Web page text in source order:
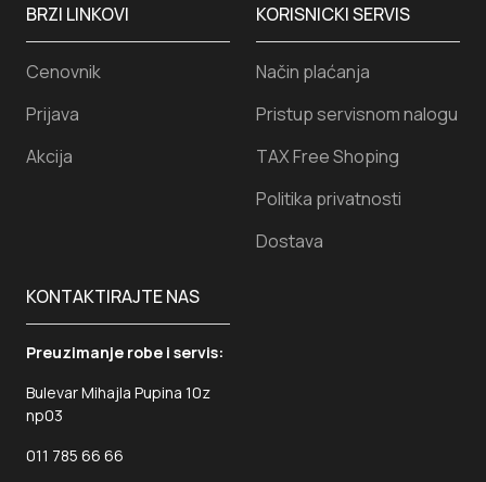
KORISNICKI SERVIS
Način plaćanja
Pristup servisnom nalogu
TAX Free Shoping
Politika privatnosti
Dostava
KONTAKTIRAJTE NAS
Preuzimanje robe i servis:
Bulevar Mihajla Pupina 10z
np03
011 785 66 66
BRZI LINKOVI
Cenovnik
Prijava
Akcija